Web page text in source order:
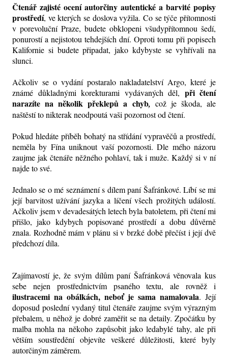
Čtenář zajisté ocení autorčiny autentické a barvité popisy
prostředí, ve kterých se doslova vyžila. Co se týče přítomnosti
v porevoluční Praze, budete obklopeni všudypřítomnou šedí,
ponurostí a nejistotou tehdejších dní. Oproti tomu při popisech
Kalifornie si budete připadat, jako kdybyste se vyhřívali na
slunci.
Ačkoliv se o vydání postaralo nakladatelství Argo, které je
známé důkladnými korekturami vydávaných děl, při čtení
narazíte na několik překlepů a chyb, což je škoda, ale
naštěstí to nikterak neodpoutá vaši pozornost od čtení.
Pokud hledáte příběh bohatý na střídání vypravěčů a prostředí,
neměla by Fína uniknout vaší pozornosti. Dle mého názoru
zaujme jak čtenáře něžného pohlaví, tak i muže. Každý si v ní
najde to své.
Jednalo se o mé seznámení s dílem paní Šafránkové. Líbí se mi
její barvitost užívání jazyka a líčení všech prožitých událostí.
Ačkoliv jsem v devadesátých letech byla batoletem, při čtení mi
přišlo, jako kdybych popisované prostředí a dobu důvěrně
znala. Rozhodně mám v plánu si v brzké době přečíst i její dvě
předchozí díla.
Zajímavostí je, že svým dílům paní Šafránková věnovala kus
sebe nejen prostřednictvím psaného textu, ale rovněž i
ilustracemi na obálkách, neboť je sama namalovala. Její
doposud poslední vydaný titul čtenáře zaujme svým výrazným
přebalem, u něhož je dobré zaměřit se na detaily. Zpočátku by
malba mohla na někoho zapůsobit jako ledabylé tahy, ale při
větším soustředění objevíte veškeré důležitosti, které byly
autorčiným záměrem.